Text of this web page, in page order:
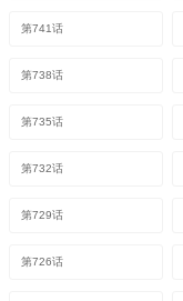
第741话
第738话
第735话
第732话
第729话
第726话